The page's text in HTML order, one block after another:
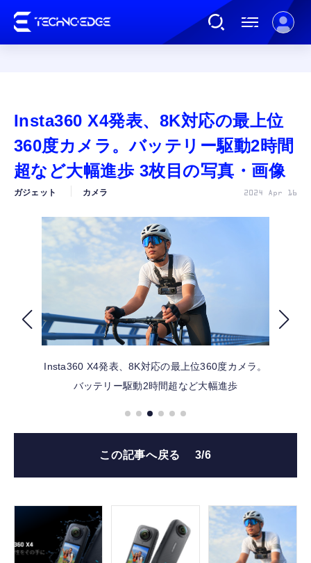
AI
ガジェット
ゲーム
カルチャー
公式ストア
Insta360 X4発表、8K対応の最上位
360度カメラ。バッテリー駆動2時間
超など大幅進歩 3枚目の写真・画像
ガジェット カメラ 2024 Apr 16
Insta360 X4発表、8K対応の最上位360度カメラ。
バッテリー駆動2時間超など大幅進歩
この記事へ戻る 3/6